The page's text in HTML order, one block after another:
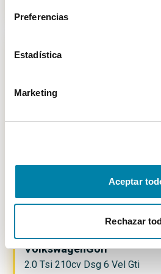
Preferencias
Estadística
Marketing
Aceptar
Rechazar
BUEN PRECIO
VolkswagenGolf
2.0 Tsi 210cv Dsg 6 Vel Gti